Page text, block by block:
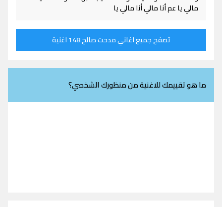
مالي يا عم أنا مالي أنا مالي يا
تصفح جميع اغاني مدحت صالح 148 اغنية
ما هو تقييمك للاغنية من منظورك الشخصي؟